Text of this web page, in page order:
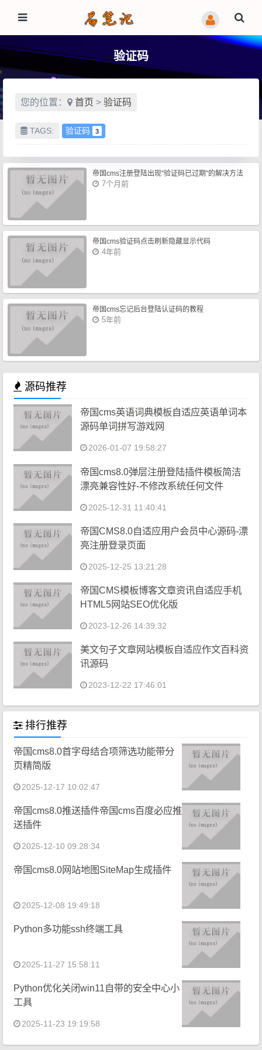
验证码
您的位置： 首页 > 验证码
TAGS: 验证码 3
帝国cms注册登陆出现"验证码已过期"的解决方法
7个月前
帝国cms验证码点击刷新隐藏显示代码
4年前
帝国cms忘记后台登陆认证码的教程
5年前
源码推荐
帝国cms英语词典模板自适应英语单词本
源码单词拼写游戏网
2026-01-07 19:58:27
帝国cms8.0弹层注册登陆插件模板简洁
漂亮兼容性好-不修改系统任何文件
2025-12-31 11:40:41
帝国CMS8.0自适应用户会员中心源码-漂
亮注册登录页面
2025-12-25 13:21:28
帝国CMS模板博客文章资讯自适应手机
HTML5网站SEO优化版
2023-12-26 14:39:32
美文句子文章网站模板自适应作文百科资
讯源码
2023-12-22 17:46:01
排行推荐
帝国cms8.0首字母结合项筛选功能带分
页精简版
2025-12-17 10:02:47
帝国cms8.0推送插件帝国cms百度必应推
送插件
2025-12-10 09:28:34
帝国cms8.0网站地图SiteMap生成插件
2025-12-08 19:49:18
Python多功能ssh终端工具
2025-11-27 15:58:11
Python优化关闭win11自带的安全中心小
工具
2025-11-23 19:19:58